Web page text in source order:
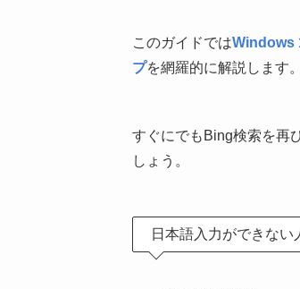
このガイドではWindows
プを網羅的に解説します。
すぐにでもBing検索を再
しょう。
日本語入力ができない